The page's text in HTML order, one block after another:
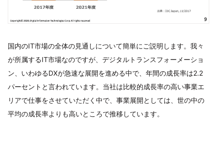
国内のIT市場の全体の見通しについて簡単にご説明します。我々
が所属するIT市場なのですが、デジタルトランスフォーメーショ
ン、いわゆるDXが急速な展開を進める中で、年間の成長率は2.2
パーセントと言われています。当社は比較的成長率の高い事業エ
リアで仕事をさせていただく中で、事業展開としては、世の中の
平均の成長率よりも高いところで推移しています。